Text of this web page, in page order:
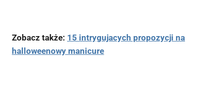
Zobacz także: 15 intrygujacych propozycji na
halloweenowy manicure